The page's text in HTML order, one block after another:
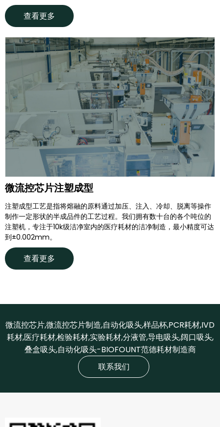
查看更多
微流控芯片注塑成型
注塑成型工艺是指将熔融的原料通过加压、注入、冷却、脱离等操作
制作一定形状的半成品件的工艺过程。我们拥有数十台的各个吨位的
注塑机，专注于10k级洁净室内的医疗耗材的洁净制造，最小精度可达
到±0.002mm。
查看更多
微流控芯片,微流控芯片制造,自动化吸头,样品杯,PCR耗材,IVD
耗材,医疗耗材,检验耗材,实验耗材,分液管,导电吸头,阔口吸头,
叠盒吸头,自动化吸头-BIOFOUNT范德耗材制造商
联系我们